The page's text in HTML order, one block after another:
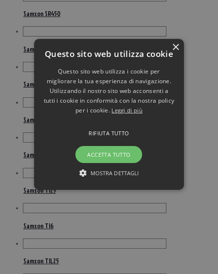
Samson SR450
Samson SR550
Samson TI10
Samson TI15
Samson TI20
Samson TI25
Samson TI6
Samson TIL25
×
Questo sito web utilizza cookie
Questo sito web utilizza i cookie per
migliorare la tua esperienza di navigazione.
Utilizzando il nostro sito web acconsenti a
tutti i cookie in conformità con la nostra policy
per i cookie. Leggi di più
ACCETTA TUTTO
RIFIUTA TUTTO
MOSTRA DETTAGLI